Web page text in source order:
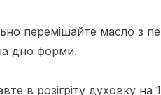
перемішайте масло з
дно форми.
в розігріту духовку